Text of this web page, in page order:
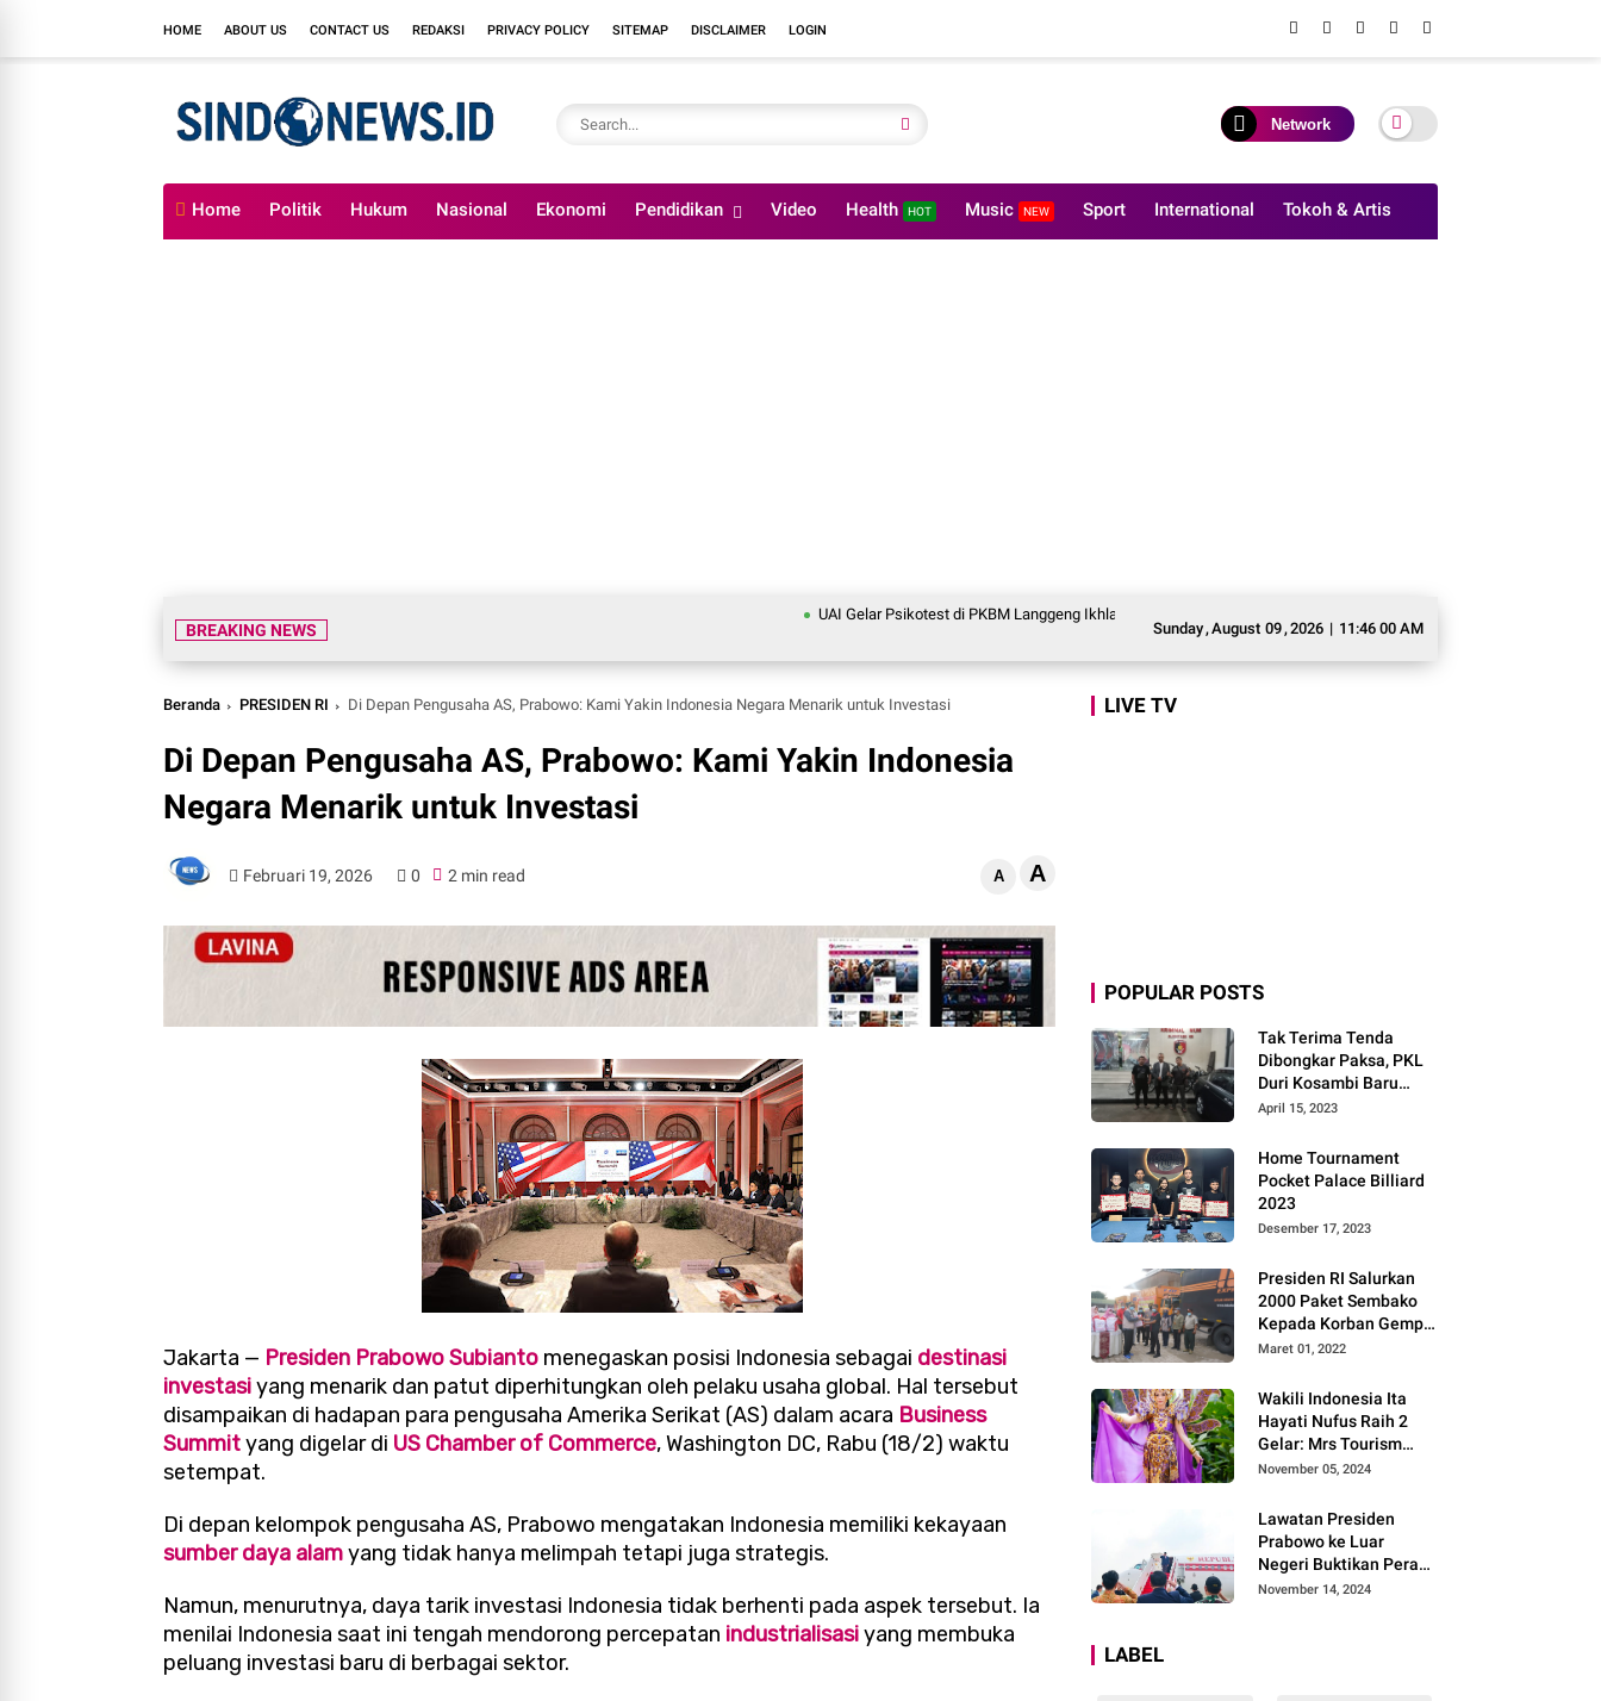
HOME ABOUT US CONTACT US REDAKSI PRIVACY POLICY SITEMAP DISCLAIMER LOGIN
Network
Home Politik Hukum Nasional Ekonomi Pendidikan Video Health HOT Music NEW Sport International Tokoh & Artis
Sunday,August 09,2026 | 11:46 01 AM
BREAKING NEWS
UAI Gelar Psikotest di PKBM Langgeng Ikhlas Depok, Dorong Asesmen Awal Pembelajaran dan Pengembangan Potensi
Beranda PRESIDEN RI Di Depan Pengusaha AS, Prabowo: Kami Yakin Indonesia Negara Menarik untuk Investasi
Di Depan Pengusaha AS, Prabowo: Kami Yakin Indonesia
Negara Menarik untuk Investasi
Februari 19, 2026 0 2 min read A A
Jakarta — Presiden Prabowo Subianto menegaskan posisi Indonesia sebagai destinasi
investasiyang menarik dan patut diperhitungkan oleh pelaku usaha global. Hal tersebut
disampaikan di hadapan para pengusaha Amerika Serikat (AS) dalam acara Business
Summityang digelar di US Chamber of Commerce, Washington DC, Rabu (18/2) waktu
setempat.
Di depan kelompok pengusaha AS, Prabowo mengatakan Indonesia memiliki kekayaan
sumber daya alamyang tidak hanya melimpah tetapi juga strategis.
Namun, menurutnya, daya tarik investasi Indonesia tidak berhenti pada aspek tersebut. Ia
menilai Indonesia saat ini tengah mendorong percepatan industrialisasiyang membuka
peluang investasi baru di berbagai sektor.
LIVE TV
POPULAR POSTS
Tak Terima Tenda
Dibongkar Paksa, PKL
Duri Kosambi Baru
Gugat PT MD
April 15, 2023
Home Tournament
Pocket Palace Billiard
2023
Desember 17, 2023
Presiden RI Salurkan
2000 Paket Sembako
Kepada Korban Gempa
di Pasaman Barat
Maret 01, 2022
Wakili Indonesia Ita
Hayati Nufus Raih 2
Gelar: Mrs Tourism
2024 dan Fourth
Worldwide
International 2024, di
Pemilihan Mrs
Worldwide 2024
November 05, 2024
Lawatan Presiden
Prabowo ke Luar
Negeri Buktikan Peran
Strategis Indonesia di
November 14, 2024
LABEL